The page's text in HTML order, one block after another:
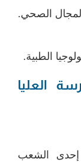
الصحي.
الطبية.
العليا
إحدى الشعب